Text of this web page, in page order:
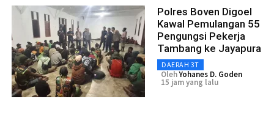
Polres Boven Digoel
Kawal Pemulangan 55
Pengungsi Pekerja
Tambang ke Jayapura
DAERAH 3T
OlehYohanes D. Goden
15 jam yang lalu